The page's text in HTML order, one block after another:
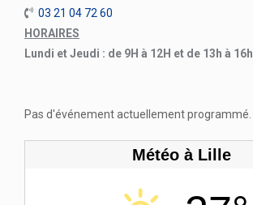
03 21 04 72 60
HORAIRES
Lundi et Jeudi : de 9H à 12H et de 13h à 16h
Pas d'événement actuellement programmé.
Météo à Lille